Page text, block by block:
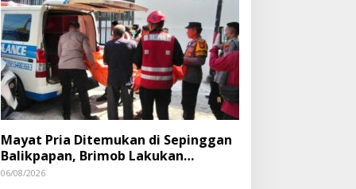
Mayat Pria Ditemukan di Sepinggan
Balikpapan, Brimob Lakukan
Pengamanan TKP
06/08/2026